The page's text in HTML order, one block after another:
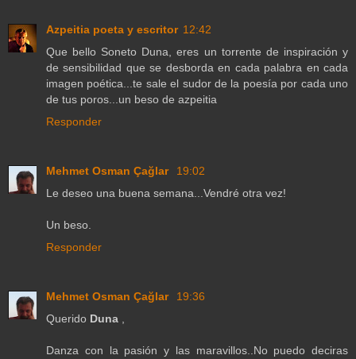
Azpeitia poeta y escritor 12:42
Que bello Soneto Duna, eres un torrente de inspiración y
de sensibilidad que se desborda en cada palabra en cada
imagen poética...te sale el sudor de la poesía por cada uno
de tus poros...un beso de azpeitia
Responder
Mehmet Osman Çağlar
19:02
Le deseo una buena semana...Vendré otra vez!
Un beso.
Responder
Mehmet Osman Çağlar
19:36
Querido Duna ,
Danza con la pasión y las maravillos..No puedo deciras